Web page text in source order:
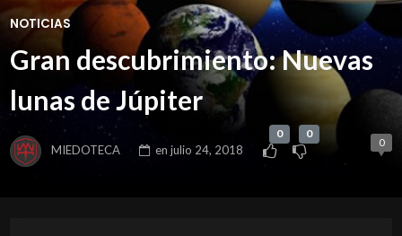
NOTICIAS
Gran descubrimiento: Nuevas
lunas de Júpiter
MIEDOTECA en julio 24, 2018
0 0
0